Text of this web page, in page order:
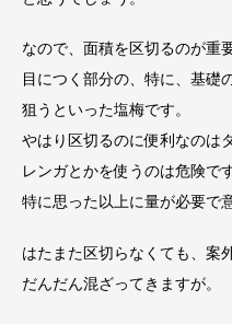
なので、面積を区切るのが重
目につく部分の、特に、基礎
狙うといった塩梅です。
やはり区切るのに便利なのは
レンガとかを使うのは危険で
特に思った以上に量が必要で
はたまた区切らなくても、案
だんだん混ざってきますが。